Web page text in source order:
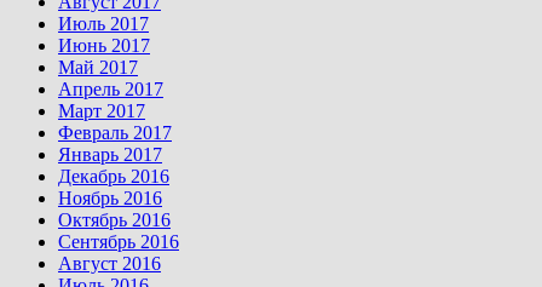
Июль 2017
Июнь 2017
Май 2017
Апрель 2017
Март 2017
Февраль 2017
Январь 2017
Декабрь 2016
Ноябрь 2016
Октябрь 2016
Сентябрь 2016
Август 2016